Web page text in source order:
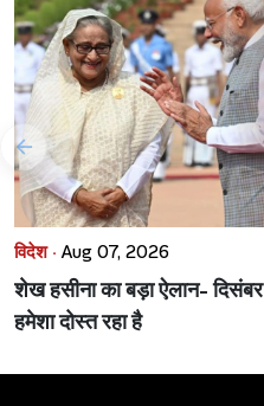
विदेश · Aug 07, 2026
शेख हसीना का बड़ा ऐलान- दिसंबर
हमेशा दोस्त रहा है